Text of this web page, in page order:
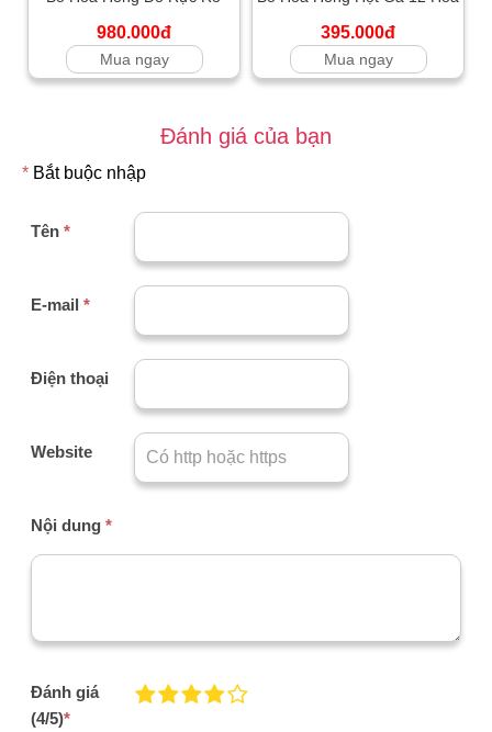
980.000đ
Mua ngay
395.000đ
Mua ngay
Đánh giá của bạn
* Bắt buộc nhập
Tên *
E-mail *
Điện thoại
Website
Nội dung *
Đánh giá
(4/5)*